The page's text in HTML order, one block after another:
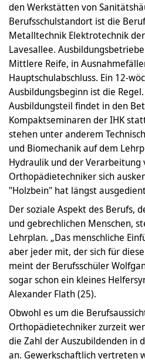
den Werkstätten von
Berufsschulstandort ist die
Metalltechnik Elektrotechnik
Lavesallee.
Mittlere Reife, in
Hauptschulabschluss. Ein 12-
Ausbildungsbeginn ist die
Ausbildungsteil findet in den
Kompaktseminaren der IHK
stehen unter anderem
und Biomechanik auf dem
Hydraulik und der Verarbeitung
Orthopädietechniker sich
"Holzbein" hat längst
Der soziale Aspekt des Berufs,
und gebrechlichen Menschen,
Lehrplan. „Das menschliche
aber jeder mit, der sich für
meint der Berufsschüler
sogar schon ein kleines
Alexander Flath (25).
Obwohl es um die
Orthopädietechniker zurzeit
die Zahl der Auszubildenden in
an. Gewerkschaftlich vertreten